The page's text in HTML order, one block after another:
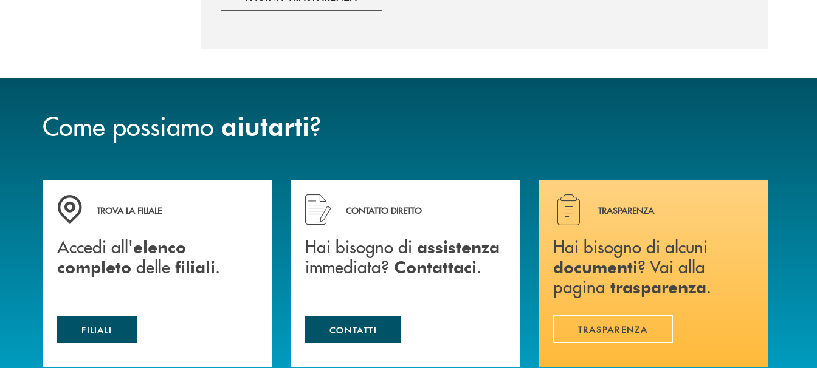
Come possiamo aiutarti?
Accedi all' elenco completo delle filiali .
TROVA LA FILIALE
Accedi all'elenco
completo delle filiali.
FILIALI
Hai bisogno di assistenza immediata? Contattaci .
CONTATTO DIRETTO
Hai bisogno di assistenza
immediata? Contattaci.
CONTATTI
Hai bisogno di alcuni documenti ? Vai alla pagina
TRASPARENZA
Hai bisogno di alcuni
documenti? Vai alla
pagina trasparenza.
TRASPARENZA